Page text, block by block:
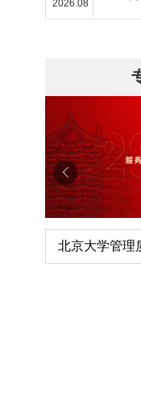
2026.08
深切缅怀李政